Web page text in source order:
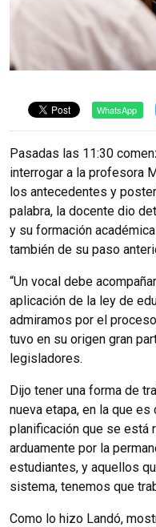
WhatsApp
Pasadas las 11:30
interrogar a la profesora
los antecedentes y
palabra, la docente dio
y su formación
también de su paso
“Un vocal debe
aplicación de la ley de
admiramos por el
tuvo en su origen gran
legisladores.
Dijo tener una forma de
nueva etapa, en la que
planificación que se está
arduamente por la
estudiantes, y aquellos
sistema, tenemos que
Como lo hizo Landó,